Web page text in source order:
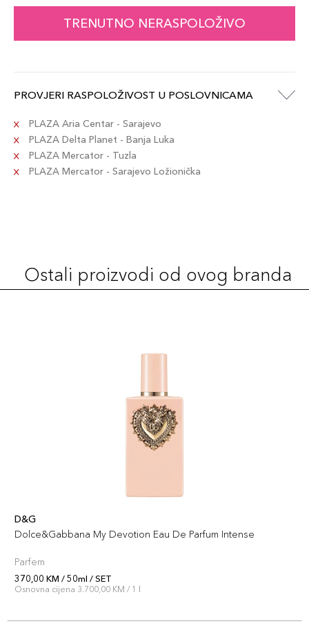
TRENUTNO NERASPOLOŽIVO
PROVJERI RASPOLOŽIVOST U POSLOVNICAMA
PLAZA Aria Centar - Sarajevo
PLAZA Delta Planet - Banja Luka
PLAZA Mercator - Tuzla
PLAZA Mercator - Sarajevo Ložionička
Ostali proizvodi od ovog branda
D&G
Dolce&Gabbana My Devotion Eau De Parfum Intense
Parfem
370,00 KM / 50ml / SET
Osnovna cijena 3.700,00 KM / 1 l